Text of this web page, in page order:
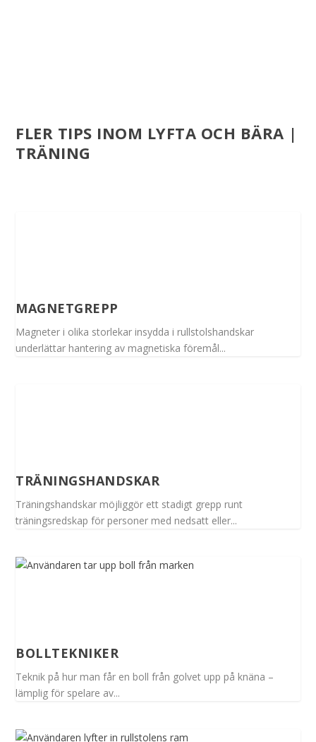
FLER TIPS INOM LYFTA OCH BÄRA |
TRÄNING
MAGNETGREPP
Magneter i olika storlekar insydda i rullstolshandskar
underlättar hantering av magnetiska föremål...
TRÄNINGSHANDSKAR
Träningshandskar möjliggör ett stadigt grepp runt
träningsredskap för personer med nedsatt eller...
BOLLTEKNIKER
Teknik på hur man får en boll från golvet upp på knäna –
lämplig för spelare av...